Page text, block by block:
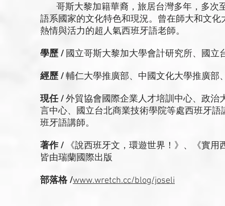
哥斯大黎加籍華裔，旅居台灣多年，多次
語系國家的文化特色和現況。曾在師大和文
熱情與活力的超人氣西班牙語老師。
學歷 / 國立哥斯大黎加大學會計研究所、國立
經歷 /輔仁大學推廣部、中國文化大學推廣部
現任 /外貿協會國際企業人才培訓中心、政治
言中心、國立台北商業技術學院等處西班牙
班牙語講師。
著作 / 《說西班牙文，環遊世界！》、《實
皆由瑞蘭國際出版
部落格 /www.wretch.cc/blog/joseli